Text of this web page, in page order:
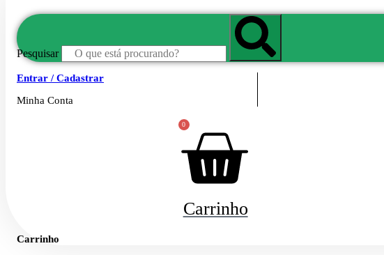
Pesquisar
Entrar / Cadastrar
Minha Conta
0
Carrinho
Carrinho